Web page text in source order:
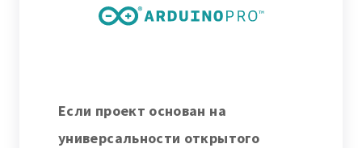
Если проект основан на
универсальности открытого